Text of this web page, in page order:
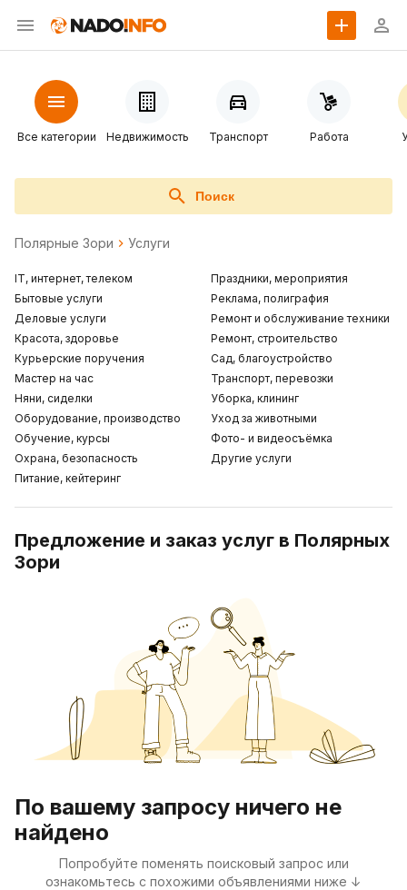
Все категории Недвижимость Транспорт Работа
Поиск
Полярные Зори Услуги
IT, интернет, телеком
Бытовые услуги
Деловые услуги
Красота, здоровье
Курьерские поручения
Мастер на час
Няни, сиделки
Оборудование, производство
Обучение, курсы
Охрана, безопасность
Питание, кейтеринг
Праздники, мероприятия
Реклама, полиграфия
Ремонт и обслуживание техники
Ремонт, строительство
Сад, благоустройство
Транспорт, перевозки
Уборка, клининг
Уход за животными
Фото- и видеосъёмка
Другие услуги
Предложение и заказ услуг в Полярных
Зори
По вашему запросу ничего не
найдено
Попробуйте поменять поисковый запрос или
ознакомьтесь с похожими объявлениями ниже ↓